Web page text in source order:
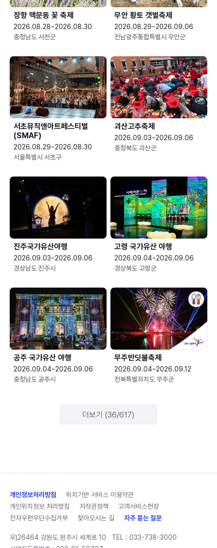
장항 맥문동 꽃 축제
2026.08.28~2026.08.30
충청남도 서천군
무안 황토 갯벌축제
2026.08.29~2026.09.06
전남광주통합특별시 무안군
서초뮤직앤아트페스티벌
(SMAF)
2026.08.29~2026.08.30
서울특별시 서초구
괴산고추축제
2026.09.03~2026.09.06
충청북도 괴산군
진주국가유산야행
2026.09.03~2026.09.06
경상남도 진주시
고령 국가유산 야행
2026.09.04~2026.09.06
경상북도 고령군
공주 국가유산 야행
2026.09.04~2026.09.06
충청남도 공주시
무주반딧불축제
2026.09.04~2026.09.12
전북특별자치도 무주군
더보기 (36/617)
개인정보처리방침
위치기반 서비스 이용약관
개인위치정보 처리방침
저작권정책
고객서비스헌장
전자우편무단수집거부
찾아오시는 길 자주 묻는 질문
우)26464 강원도 원주시 세계로 10 TEL : 033-738-3000